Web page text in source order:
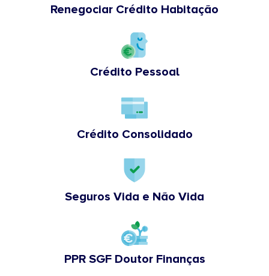
Renegociar Crédito Habitação
Crédito Pessoal
Crédito Consolidado
Seguros Vida e Não Vida
PPR SGF Doutor Finanças